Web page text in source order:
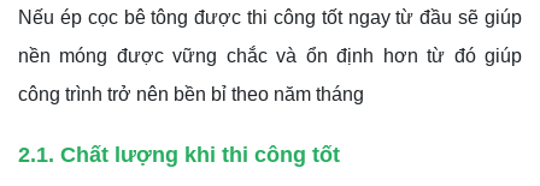
Nếu ép cọc bê tông được thi công tốt ngay từ đầu sẽ giúp
nền móng được vững chắc và ổn định hơn từ đó giúp
công trình trở nên bền bỉ theo năm tháng
2.1. Chất lượng khi thi công tốt